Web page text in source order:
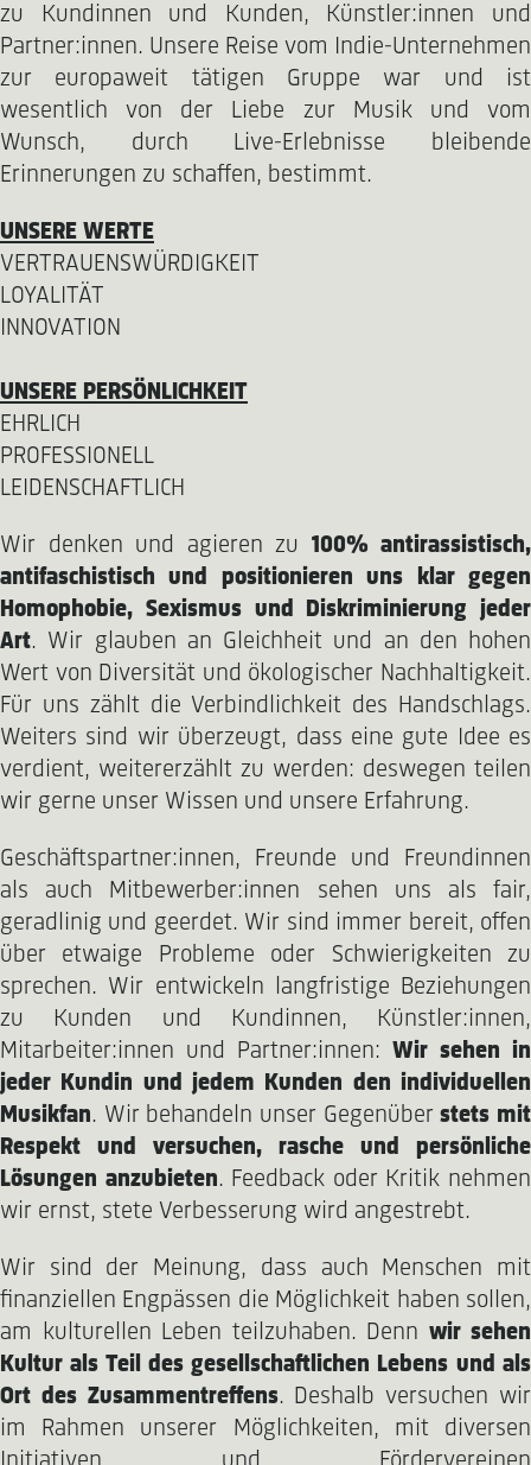
zu Kundinnen und Kunden, Künstler:innen und
Partner:innen. Unsere Reise vom Indie-Unternehmen
zur europaweit tätigen Gruppe war und ist
wesentlich von der Liebe zur Musik und vom
Wunsch, durch Live-Erlebnisse bleibende
Erinnerungen zu schaffen, bestimmt.
UNSERE WERTE
VERTRAUENSWÜRDIGKEIT
LOYALITÄT
INNOVATION
UNSERE PERSÖNLICHKEIT
EHRLICH
PROFESSIONELL
LEIDENSCHAFTLICH
Wir denken und agieren zu 100% antirassistisch,
antifaschistisch und positionieren uns klar gegen
Homophobie, Sexismus und Diskriminierung jeder
Art. Wir glauben an Gleichheit und an den hohen
Wert von Diversität und ökologischer Nachhaltigkeit.
Für uns zählt die Verbindlichkeit des Handschlags.
Weiters sind wir überzeugt, dass eine gute Idee es
verdient, weitererzählt zu werden: deswegen teilen
wir gerne unser Wissen und unsere Erfahrung.
Geschäftspartner:innen, Freunde und Freundinnen
als auch Mitbewerber:innen sehen uns als fair,
geradlinig und geerdet. Wir sind immer bereit, offen
über etwaige Probleme oder Schwierigkeiten zu
sprechen. Wir entwickeln langfristige Beziehungen
zu Kunden und Kundinnen, Künstler:innen,
Mitarbeiter:innen und Partner:innen: Wir sehen in
jeder Kundin und jedem Kunden den individuellen
Musikfan. Wir behandeln unser Gegenüber stets mit
Respekt und versuchen, rasche und persönliche
Lösungen anzubieten. Feedback oder Kritik nehmen
wir ernst, stete Verbesserung wird angestrebt.
Wir sind der Meinung, dass auch Menschen mit
finanziellen Engpässen die Möglichkeit haben sollen,
am kulturellen Leben teilzuhaben. Denn wir sehen
Kultur als Teil des gesellschaftlichen Lebens und als
Ort des Zusammentreffens. Deshalb versuchen wir
im Rahmen unserer Möglichkeiten, mit diversen